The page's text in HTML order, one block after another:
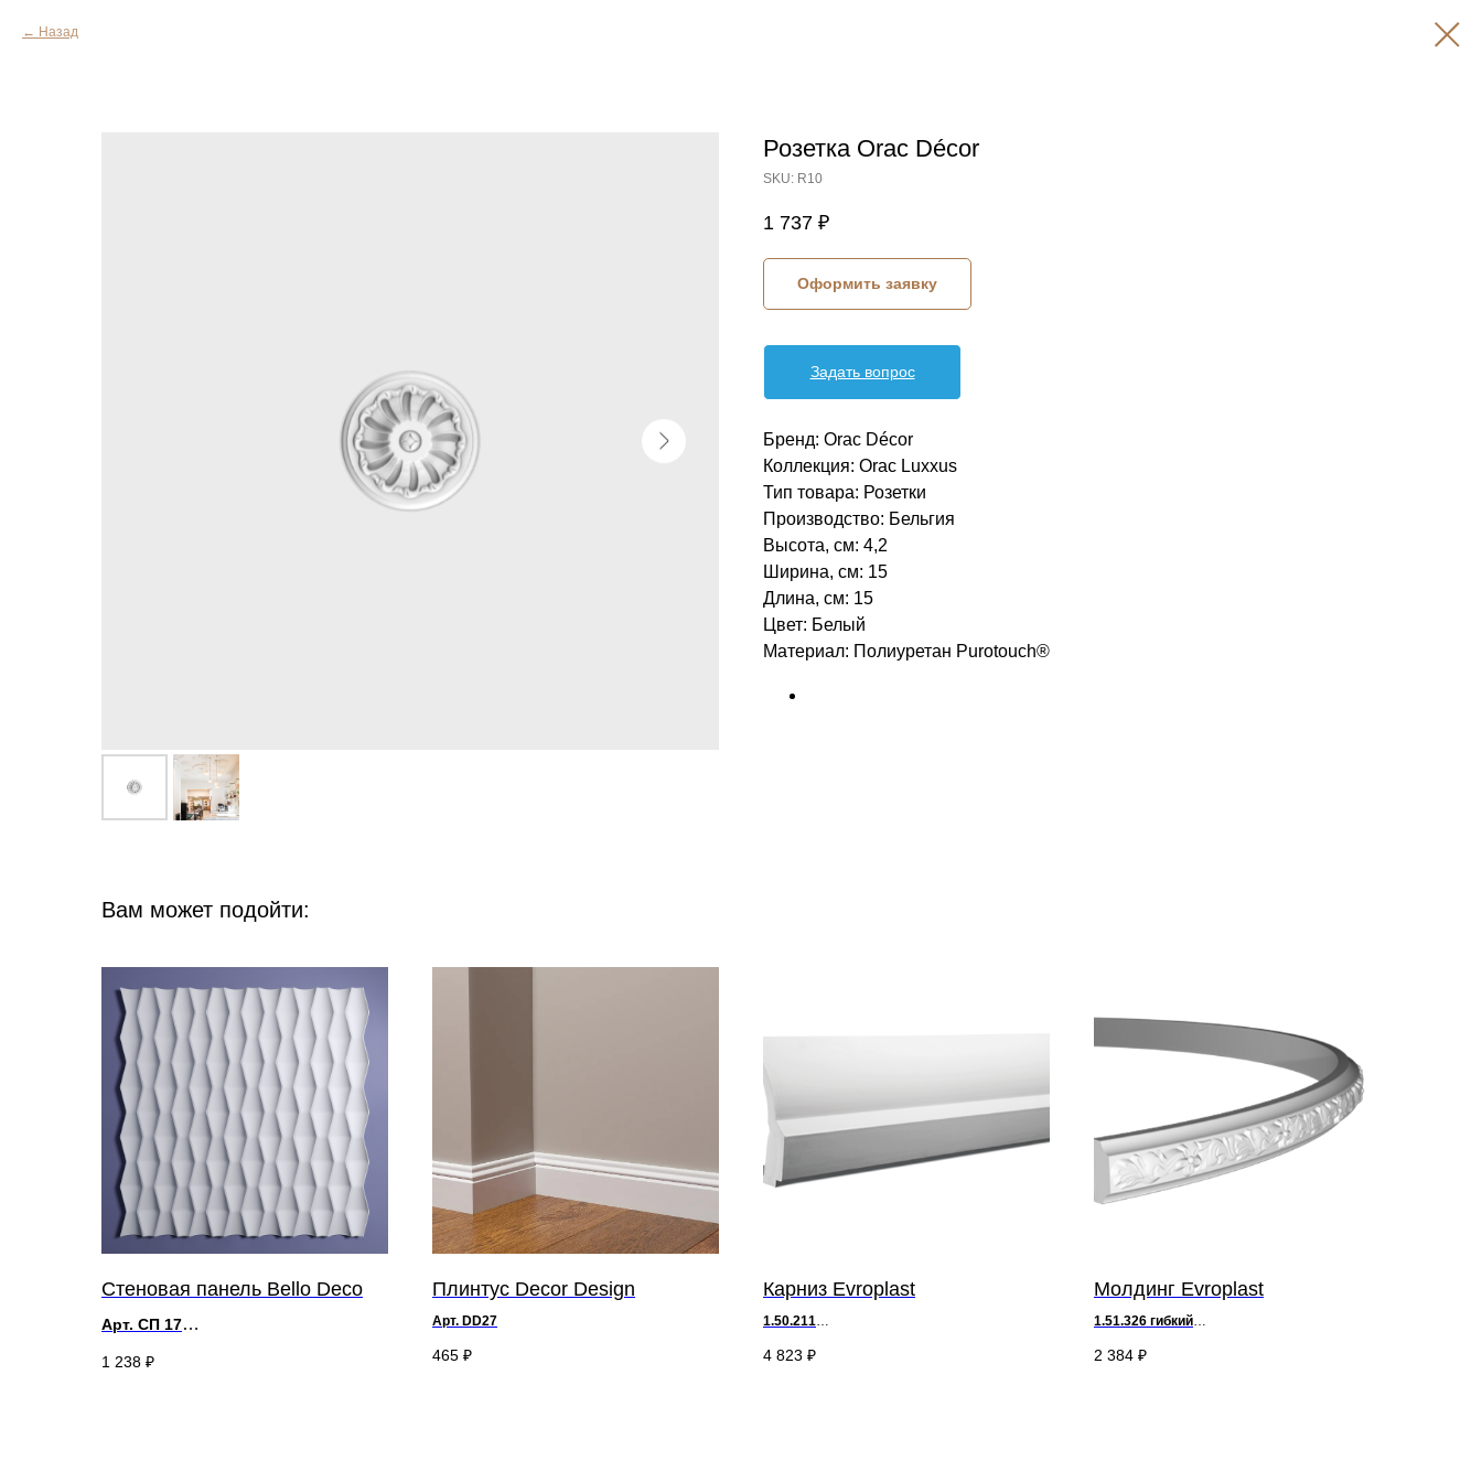
Назад
Розетка Orac Décor
SKU: R10
1 737 ₽
Оформить заявку
Задать вопрос
Бренд: Orac Décor
Коллекция: Orac Luxxus
Тип товара: Розетки
Производство: Бельгия
Высота, см: 4,2
Ширина, см: 15
Длина, см: 15
Цвет: Белый
Материал: Полиуретан Purotouch®‎‎
Вам может подойти:
Стеновая панель Bello Deco
Арт. СП 17
1 238 ₽
Плинтус Decor Design
Арт. DD27
465 ₽
Карниз Evroplast
1.50.211
4 823 ₽
Молдинг Evroplast
1.51.326 гибкий
2 384 ₽